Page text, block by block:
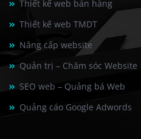
Thiết kế web bán hàng
Thiết kế web TMDT
Nâng cấp website
Quản trị – Chăm sóc Website
SEO web – Quảng bá Web
Quảng cáo Google Adwords